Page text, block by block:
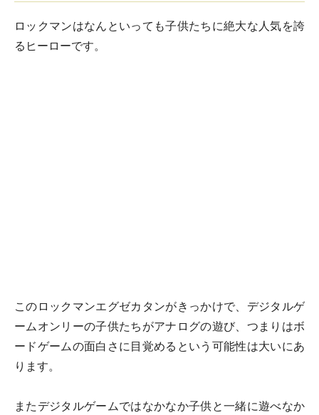
ロックマンはなんといっても子供たちに絶大な人気を誇
るヒーローです。
このロックマンエグゼカタンがきっかけで、デジタルゲ
ームオンリーの子供たちがアナログの遊び、つまりはボ
ードゲームの面白さに目覚めるという可能性は大いにあ
ります。
またデジタルゲームではなかなか子供と一緒に遊べなか